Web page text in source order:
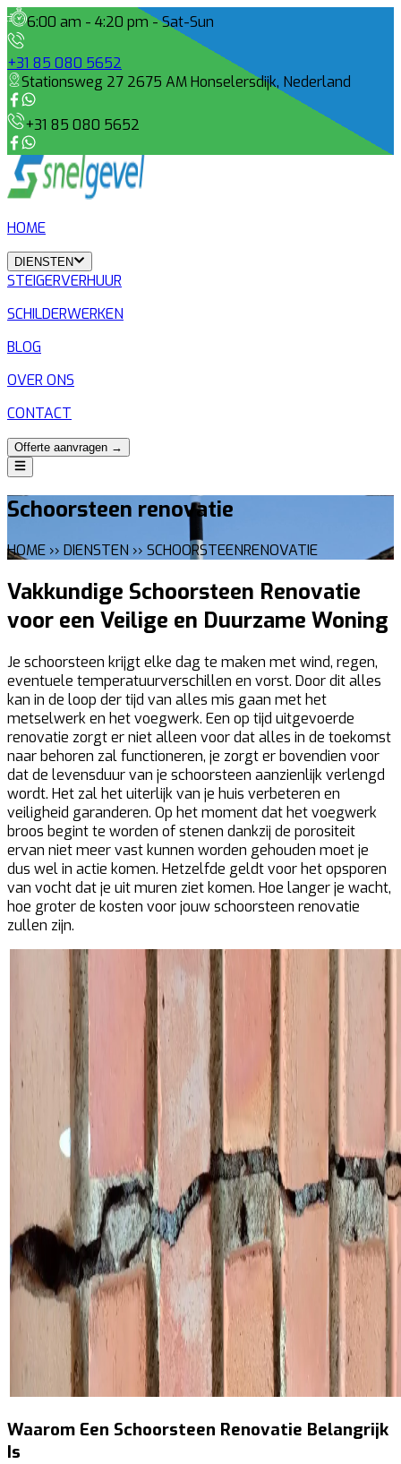
6:00 am - 4:20 pm - Sat-Sun
+31 85 080 5652
Stationsweg 27 2675 AM Honselersdijk, Nederland
+31 85 080 5652
HOME
DIENSTEN
STEIGERVERHUUR
SCHILDERWERKEN
BLOG
OVER ONS
CONTACT
Offerte aanvragen →
Schoorsteen renovatie
HOME ›› DIENSTEN ›› SCHOORSTEENRENOVATIE
Vakkundige Schoorsteen Renovatie
voor een Veilige en Duurzame Woning
Je schoorsteen krijgt elke dag te maken met wind, regen,
eventuele temperatuurverschillen en vorst. Door dit alles
kan in de loop der tijd van alles mis gaan met het
metselwerk en het voegwerk. Een op tijd uitgevoerde
renovatie zorgt er niet alleen voor dat alles in de toekomst
naar behoren zal functioneren, je zorgt er bovendien voor
dat de levensduur van je schoorsteen aanzienlijk verlengd
wordt. Het zal het uiterlijk van je huis verbeteren en
veiligheid garanderen. Op het moment dat het voegwerk
broos begint te worden of stenen dankzij de porositeit
ervan niet meer vast kunnen worden gehouden moet je
dus wel in actie komen. Hetzelfde geldt voor het opsporen
van vocht dat je uit muren ziet komen. Hoe langer je wacht,
hoe groter de kosten voor jouw schoorsteen renovatie
zullen zijn.
Waarom Een Schoorsteen Renovatie Belangrijk
Is